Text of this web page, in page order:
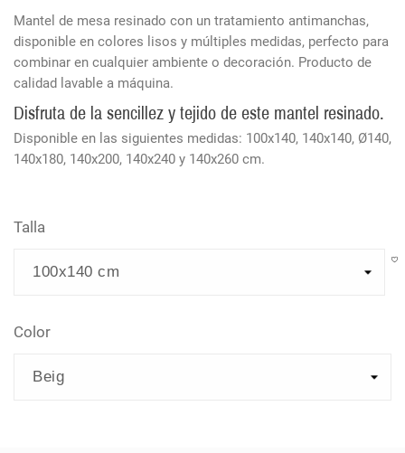
Mantel de mesa resinado con un tratamiento antimanchas,
disponible en colores lisos y múltiples medidas, perfecto para
combinar en cualquier ambiente o decoración. Producto de
calidad lavable a máquina.
Disfruta de la sencillez y tejido de este mantel resinado.
Disponible en las siguientes medidas: 100x140, 140x140, Ø140,
140x180, 140x200, 140x240 y 140x260 cm.
Talla
Color